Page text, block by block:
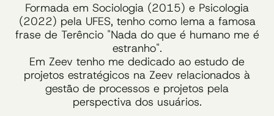
Formada em Sociologia (2015) e Psicologia
(2022) pela UFES, tenho como lema a famosa
frase de Terêncio "Nada do que é humano me é
estranho".
Em Zeev tenho me dedicado ao estudo de
projetos estratégicos na Zeev relacionados à
gestão de processos e projetos pela
perspectiva dos usuários.